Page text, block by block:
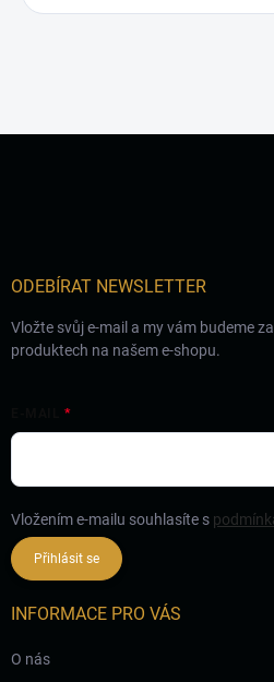
ODEBÍRAT NEWSLETTER
Vložte svůj e-mail a my vám budeme
produktech na našem e-shopu.
Vložením e-mailu souhlasíte s
Přihlásit se
INFORMACE PRO VÁS
O nás